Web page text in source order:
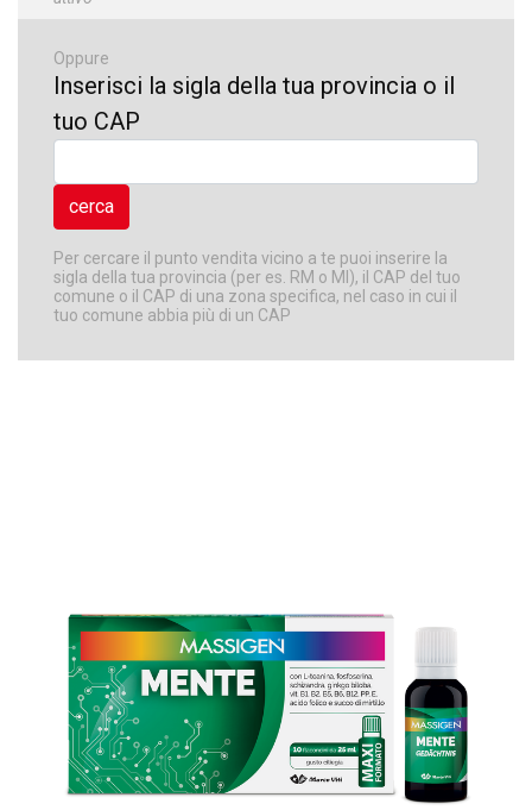
Oppure
Inserisci la sigla della tua provincia o il
tuo CAP
Per cercare il punto vendita vicino a te puoi inserire la
sigla della tua provincia (per es. RM o MI), il CAP del tuo
comune o il CAP di una zona specifica, nel caso in cui il
tuo comune abbia più di un CAP